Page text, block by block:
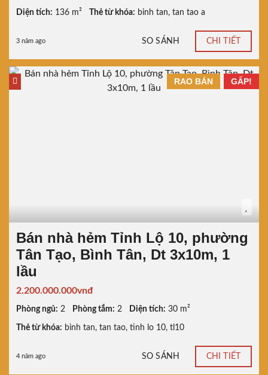
Diện tích: 136 m² Thẻ từ khóa: binh tan, tan tao a
3 năm ago SO SÁNH CHI TIẾT
GẤP!
RAO BÁN
Bán nhà hẻm Tỉnh Lộ 10, phường
Tân Tạo, Bình Tân, Dt 3x10m, 1
lầu
2.200.000.000vnđ
Phòng ngủ: 2 Phòng tắm: 2 Diện tích: 30 m²
Thẻ từ khóa: binh tan, tan tao, tinh lo 10, tl10
4 năm ago SO SÁNH CHI TIẾT